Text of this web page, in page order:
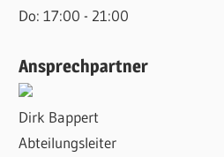
Do: 17:00 - 21:00
Ansprechpartner
Dirk Bappert
Abteilungsleiter